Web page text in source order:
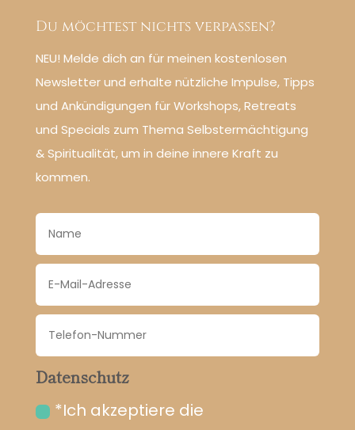
Du möchtest nichts verpassen?
NEU! Melde dich an für meinen kostenlosen
Newsletter und erhalte nützliche Impulse, Tipps
und Ankündigungen für Workshops, Retreats
und Specials zum Thema Selbstermächtigung
& Spiritualität, um in deine innere Kraft zu
kommen.
Datenschutz
*Ich akzeptiere die